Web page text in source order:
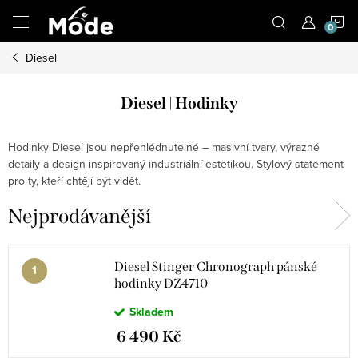
obsah
Diesel
Diesel | Hodinky
Hodinky Diesel jsou nepřehlédnutelné – masivní tvary, výrazné
detaily a design inspirovaný industriální estetikou. Stylový statement
pro ty, kteří chtějí být vidět.
Nejprodávanější
Diesel Stinger Chronograph pánské
hodinky DZ4710
Skladem
6 490 Kč